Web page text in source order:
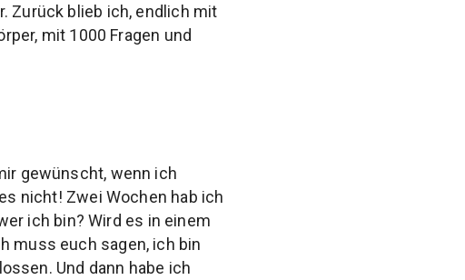
Zurück blieb ich, endlich mit
mit 1000 Fragen und
gewünscht, wenn ich
nicht! Zwei Wochen hab ich
ich bin? Wird es in einem
muss euch sagen, ich bin
Und dann habe ich